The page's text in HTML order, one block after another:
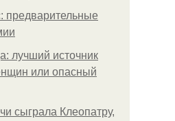
предварительные
лучший источник
или опасный
сыграла Клеопатру,